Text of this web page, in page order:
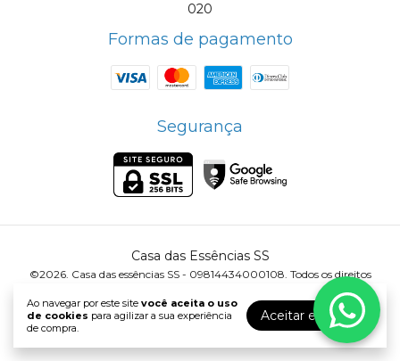
Ao navegar por este site você aceita o uso
de cookies para agilizar a sua experiência
de compra.
Aceitar e fechar
020
Formas de pagamento
Segurança
Casa das Essências SS
©2026. Casa das essências SS - 09814434000108. Todos os direitos